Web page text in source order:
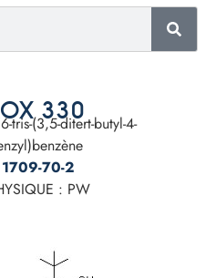
330
tris-(3,5-ditert-butyl-4-
70-2
: PW